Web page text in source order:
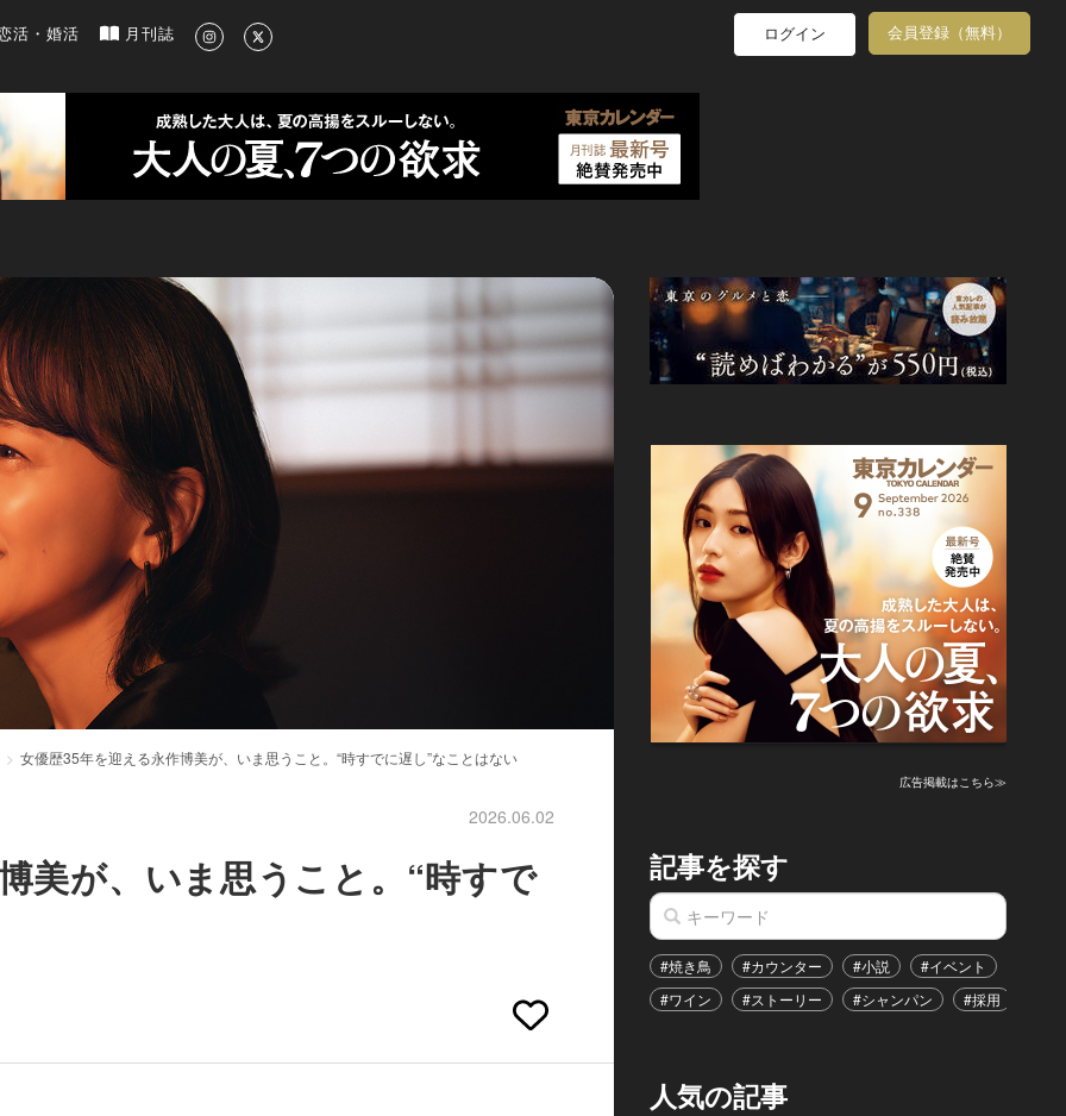
ルメ、洗練されたライフスタイル情報
活・婚活 月刊誌 ログイン 会員登録（無料）
女優歴35年を迎える永作博美が、いま思うこと。“時すでに遅し”なことはない
2026.06.02
美が、いま思うこと。“時すで
広告掲載はこちら≫
記事を探す
#焼き鳥 #カウンター #小説 #イベント
#ワイン
#ストーリー #シャンパン #採用
人気の記事